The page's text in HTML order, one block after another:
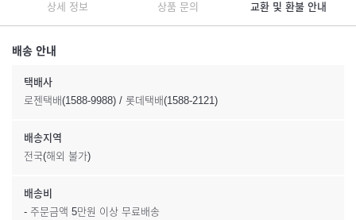
상세 정보 상품 문의 교환 및 환불 안내
배송 안내
택배사
로젠택배(1588-9988) / 롯데택배(1588-2121)
배송지역
전국(해외 불가)
배송비
- 주문금액 5만원 이상 무료배송